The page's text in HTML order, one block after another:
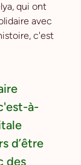
qui ont
avec
c'est
à-
d’être
des